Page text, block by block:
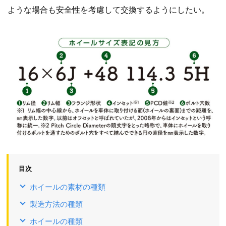
ような場合も安全性を考慮して交換するようにしたい。
目次
ホイールの素材の種類
製造方法の種類
ホイールの種類